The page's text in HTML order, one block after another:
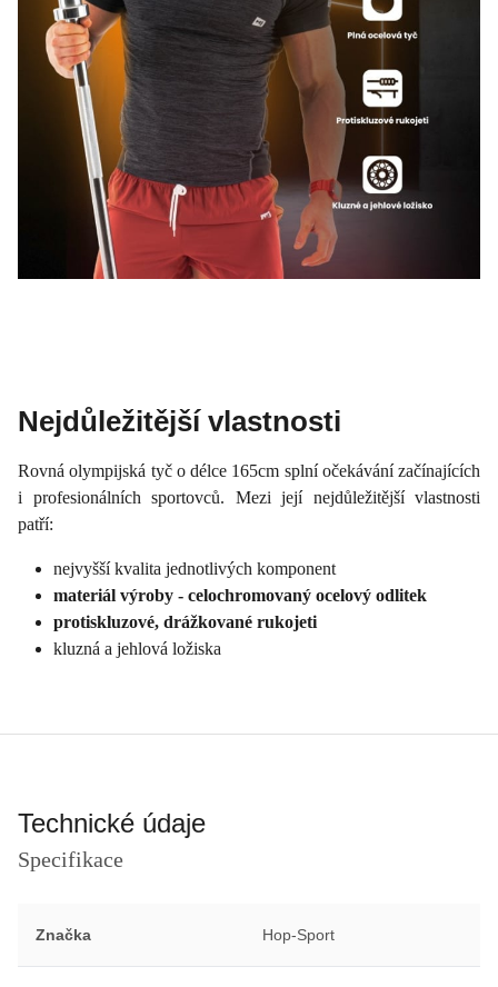
Nejdůležitější vlastnosti
Rovná olympijská tyč o délce 165cm splní očekávání začínajících
i profesionálních sportovců. Mezi její nejdůležitější vlastnosti
patří:
nejvyšší kvalita jednotlivých komponent
materiál výroby - celochromovaný ocelový odlitek
protiskluzové, drážkované rukojeti
kluzná a jehlová ložiska
Technické údaje
Specifikace
Značka Hop-Sport